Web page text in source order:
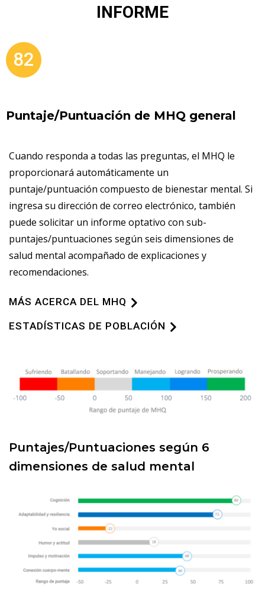
INFORME
82
Puntaje/Puntuación de MHQ general
Cuando responda a todas las preguntas, el MHQ le
proporcionará automáticamente un
puntaje/puntuación compuesto de bienestar mental. Si
ingresa su dirección de correo electrónico, también
puede solicitar un informe optativo con sub-
puntajes/puntuaciones según seis dimensiones de
salud mental acompañado de explicaciones y
recomendaciones.
MÁS ACERCA DEL MHQ
ESTADÍSTICAS DE POBLACIÓN
Puntajes/Puntuaciones según 6
dimensiones de salud mental